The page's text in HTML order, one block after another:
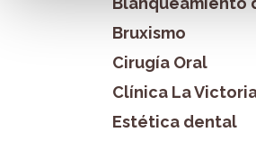
Bruxismo
Cirugía Oral
Clínica La
Estética dental